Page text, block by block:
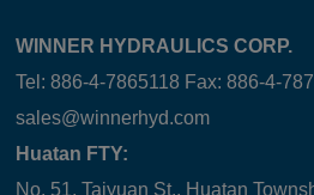
WINNER HYDRAULICS CORP.
Tel: 886-4-7865118 Fax: 886-4-
sales@winnerhyd.com
Huatan FTY:
No. 51, Taiyuan St., Huatan